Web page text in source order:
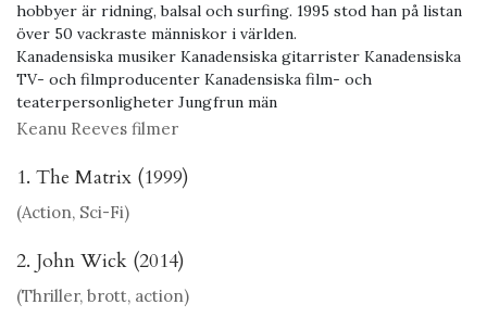
hobbyer är ridning, balsal och surfing. 1995 stod han på listan
över 50 vackraste människor i världen.
Kanadensiska musiker Kanadensiska gitarrister Kanadensiska
TV- och filmproducenter Kanadensiska film- och
teaterpersonligheter Jungfrun män
Keanu Reeves filmer
1. The Matrix (1999)
(Action, Sci-Fi)
2. John Wick (2014)
(Thriller, brott, action)